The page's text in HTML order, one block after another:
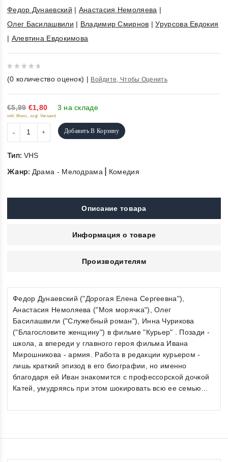
Федор Дунаевский | Анастасия Немоляева |
Олег Басилашвили | Владимир Смирнов |Урурсова Евдокия
| Алевтина Евдокимова
out
of
5
(0 количество оценок) | Войдите, Чтобы Оценить
€5,99 €1,80 3 на складе
inkl. Mwst., zzgl. Versand
Добавить В Корзину
Тип: VHS
Жанр: Драма - Мелодрама Комедия
Описание товара
Информация о товаре
Производителям
Федор Дунаевский ("Дорогая Елена Сергеевна"),
Анастасия Немоляева ("Моя морячка"), Олег
Басилашвили ("Служебный роман"), Инна Чурикова
("Благословите женщину") в фильме "Курьер" . Позади -
школа, а впереди у главного героя фильма Ивана
Мирошникова - армия. Работа в редакции курьером -
лишь краткий эпизод в его биографии, но именно
благодаря ей Иван знакомится с профессорской дочкой
Катей, умудряясь при этом шокировать всю ее семью...